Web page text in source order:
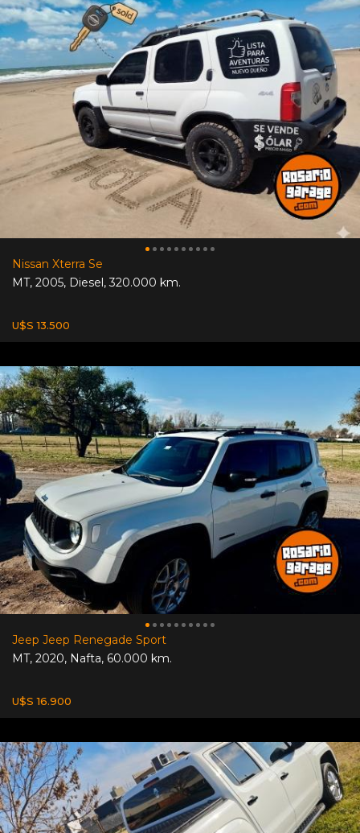
Nissan Xterra Se
MT, 2005, Diesel,320.000 km.
U$S 13.500
Jeep Jeep Renegade Sport
MT, 2020, Nafta, 60.000 km.
U$S 16.900